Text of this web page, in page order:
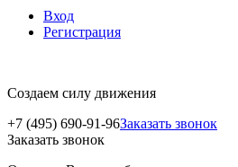
Вход
Регистрация
Создаем силу движения
+7 (495) 690-91-96Заказать звонок
Заказать звонок